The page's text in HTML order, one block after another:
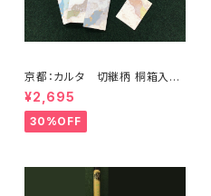
京都：カルタ 切継柄 桐箱入
色込110枚入 <商品番号1797
>
¥2,695
30%OFF